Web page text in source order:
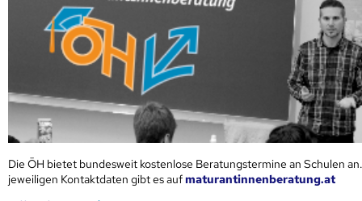
Die ÖH bietet bundesweit kostenlose Beratungstermine an Schulen
jeweiligen Kontaktdaten gibt es aufmaturantinnenberatung.at